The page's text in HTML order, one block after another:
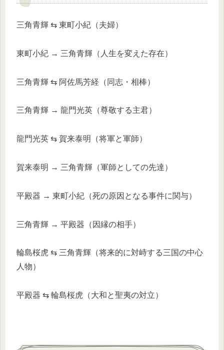
三角青輝 ⇆ 東町小紀（夫婦）
東町小紀 → 三角青輝（人生を変えた存在）
三角青輝 ⇆ 阿佐馬芳経（同志・相棒）
三角青輝 → 龍門光英（尊敬する主君）
龍門光英 ⇆ 賀来泰明（将軍と軍師）
賀来泰明 → 三角青輝（軍師としての先達）
平殿器 → 東町小紀（死の原因となる事件に関与）
三角青輝 → 平殿器（因縁の相手）
輪島桜虎 ⇆ 三角青輝（将来的に対峙する三国の中心
人物）
平殿器 ⇆ 輪島桜虎（大和と聖夷の対立）